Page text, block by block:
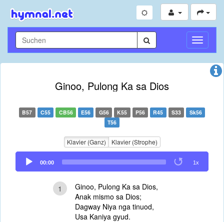
Ginoo, Pulong Ka sa Dios
B57 C55 CB56 E56 G56 K55 P56 R45 S33
Sk56
T56
Klavier (Ganz) Klavier (Strophe)
Audio
Player
00:00 1x
1
Ginoo, Pulong Ka sa Dios,
Anak mismo sa Dios;
Dagway Niya nga tinuod,
Usa Kaniya gyud.